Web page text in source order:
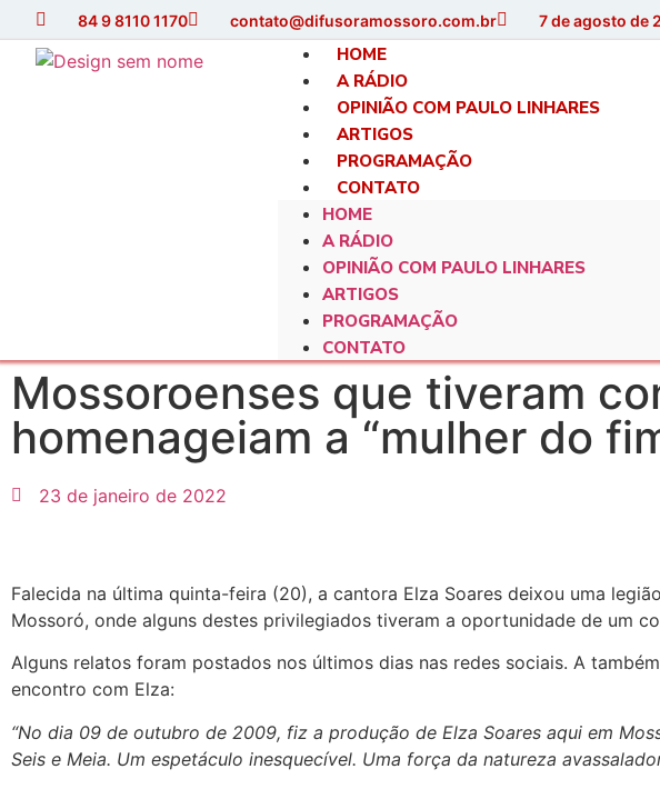
84 9 8110 1170 contato@difusoramossoro.com.br 7 de agosto de
HOME
A RÁDIO
OPINIÃO COM PAULO LINHARES
ARTIGOS
PROGRAMAÇÃO
CONTATO
HOME
A RÁDIO
OPINIÃO COM PAULO LINHARES
ARTIGOS
PROGRAMAÇÃO
CONTATO
Mossoroenses que tiveram
homenageiam a “mulher do
23 de janeiro de 2022
Falecida na última quinta-feira (20), a cantora Elza Soares deixou uma
Mossoró, onde alguns destes privilegiados tiveram a oportunidade de um
Alguns relatos foram postados nos últimos dias nas redes sociais. A
encontro com Elza:
“No dia 09 de outubro de 2009, fiz a produção de Elza Soares aqui em
Seis e Meia. Um espetáculo inesquecível. Uma força da natureza